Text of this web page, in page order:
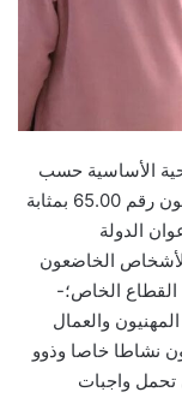
الأساسية حسب
القانون رقم 27.22 القاضي بتغيير وتتميم القانون رقم 65.00 بمثابة
الدولة
الخاضعون
القطاع الخاص؛-
والعمال
نشاطا خاصا وذوو
تحمل واجبات